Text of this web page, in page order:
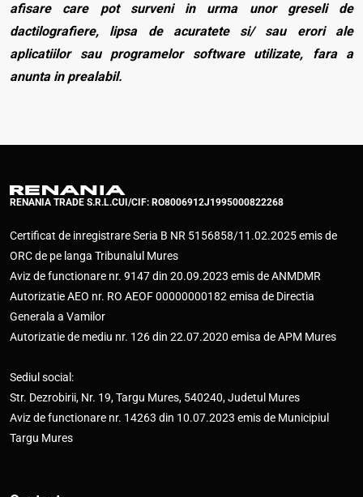
afisare care pot surveni in urma unor greseli de
dactilografiere, lipsa de acuratete si/ sau erori ale
aplicatiilor sau programelor software utilizate, fara a
anunta in prealabil.
RENANIA TRADE S.R.L.CUI/CIF: RO8006912J1995000822268
Certificat de inregistrare Seria B NR 5156858/11.02.2025 emis de
ORC de pe langa Tribunalul Mures
Aviz de functionare nr. 9147 din 20.09.2023 emis de ANMDMR
Autorizatie AEO nr. RO AEOF 00000000182 emisa de Directia
Generala a Vamilor
Autorizatie de mediu nr. 126 din 22.07.2020 emisa de APM Mures
Sediul social:
Str. Dezrobirii, Nr. 19, Targu Mures, 540240, Judetul Mures
Aviz de functionare nr. 14263 din 10.07.2023 emis de Municipiul
Targu Mures